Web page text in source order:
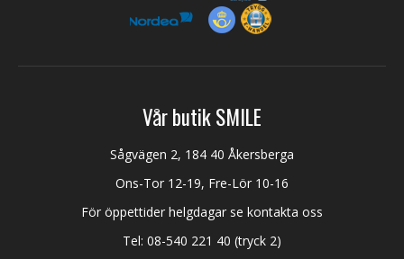
Vår butik SMILE
Sågvägen 2, 184 40 Åkersberga
Ons-Tor 12-19, Fre-Lör 10-16
För öppettider helgdagar se kontakta oss
Tel: 08-540 221 40 (tryck 2)